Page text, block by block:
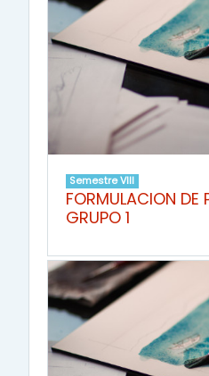
Semestre VIII
FORMULACION DE
GRUPO 1